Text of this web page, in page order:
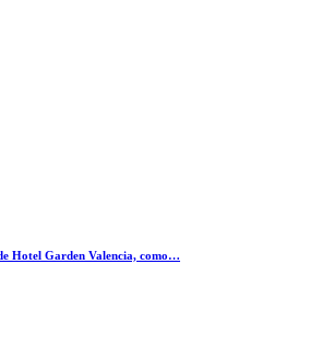
Hotel Garden Valencia, como…